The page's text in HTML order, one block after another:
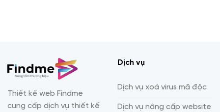
Thiết kế web Findme
cung cấp dịch vụ thiết kế
Dịch vụ
Dịch vụ xoá virus mã độc
Dịch vụ nâng cấp website